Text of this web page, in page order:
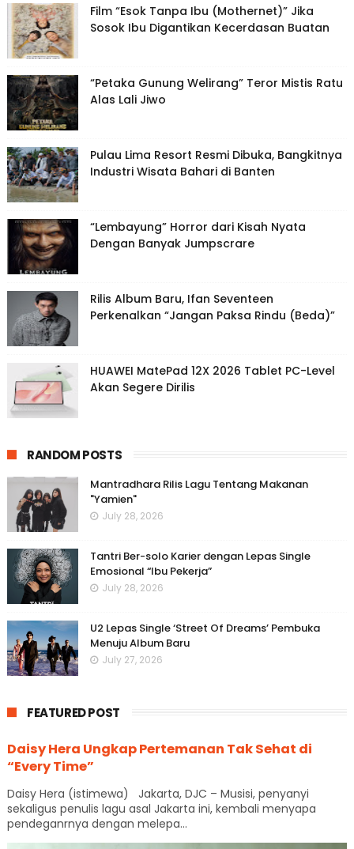
Film “Esok Tanpa Ibu (Mothernet)” Jika
Sosok Ibu Digantikan Kecerdasan Buatan
“Petaka Gunung Welirang” Teror Mistis Ratu
Alas Lali Jiwo
Pulau Lima Resort Resmi Dibuka, Bangkitnya
Industri Wisata Bahari di Banten
“Lembayung” Horror dari Kisah Nyata
Dengan Banyak Jumpscrare
Rilis Album Baru, Ifan Seventeen
Perkenalkan “Jangan Paksa Rindu (Beda)”
HUAWEI MatePad 12X 2026 Tablet PC-Level
Akan Segere Dirilis
RANDOM POSTS
Mantradhara Rilis Lagu Tentang Makanan
"Yamien"
July 28, 2026
Tantri Ber-solo Karier dengan Lepas Single
Emosional “Ibu Pekerja”
July 28, 2026
U2 Lepas Single ‘Street Of Dreams’ Pembuka
Menuju Album Baru
July 27, 2026
FEATURED POST
Daisy Hera Ungkap Pertemanan Tak Sehat di
“Every Time”
Daisy Hera (istimewa) Jakarta, DJC – Musisi, penyanyi
sekaligus penulis lagu asal Jakarta ini, kembali menyapa
pendeganrnya dengan melepa...